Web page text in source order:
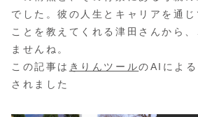
でした。彼の人生とキャリアを通
ことを教えてくれる津田さんから
ませんね。
この記事は きりんツールのAIによ
されました